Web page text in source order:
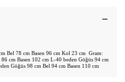
Bel 78 cm Basen 96 cm Kol 23 cm Gram:
cm Basen 102 cm L-40 beden Göğüs 94 cm
Göğüs 98 cm Bel 94 cm Basen 110 cm